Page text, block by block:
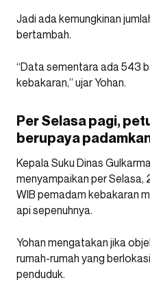
Jadi ada kemungkinan
bertambah.
“Data sementara ada 543
kebakaran,” ujar Yohan.
Per Selasa pagi,
berupaya
Kepala Suku Dinas
menyampaikan per Selasa,
WIB pemadam kebakaran
api sepenuhnya.
Yohan mengatakan jika
rumah-rumah yang
penduduk.